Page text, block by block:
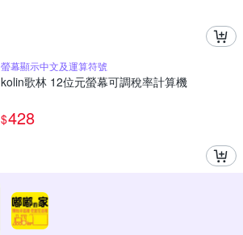
螢幕顯示中文及運算符號
kolin歌林 12位元螢幕可調稅率計算機
$428